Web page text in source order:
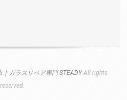
｜ガラスリペア専門 STEADYAll rights
reserved.